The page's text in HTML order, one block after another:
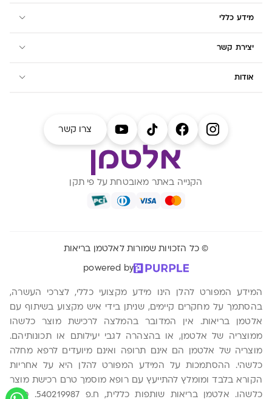
מידע כללי
יצירת קשר
אודות
צרו קשר
הקנייה באתר מאובטחת על פי תקן
© כל הזכויות שמורות לאלטמן בריאות
powered by
המידע המפורט להלן הינו מידע מקצועי כללי, לצרכי העשרה,
בהסתמך על מחקרים קיימים, שניתן בידי איש מקצוע בשיתוף עם
אלטמן בריאות. אין המדובר בהמלצה לרכישת מוצר כלשהו
ממוצריה של אלטמן, או בהצהרה לגבי יעילותם או תכונותיהם.
מוצריה של אלטמן הם אינם תרופה ואינם מיועדים לרפא מחלה
כלשהי. ההסתמכות על המידע המפורט להלן היא על אחריות
הקורא בלבד ומומלץ להתייעץ עם רופא מוסמך טרם רכישת מוצר
כלשהו. אלטמן בריאות שותפות כללית, ח.פ 540219987. משה